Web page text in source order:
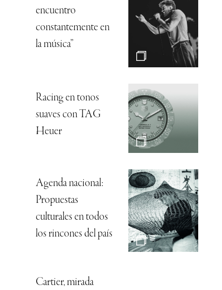
encuentro
constantemente en
la música”
Racing en tonos
suaves con TAG
Heuer
Agenda nacional:
Propuestas
culturales en todos
los rincones del país
Cartier, mirada